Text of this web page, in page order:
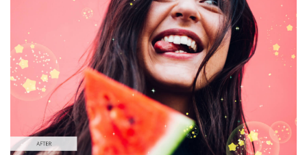
Please select
Free Sparkle Overlay #4
Sparkle Effect
Free download